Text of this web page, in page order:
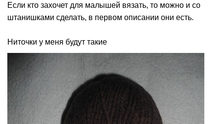
Если кто захочет для малышей вязать, то можно и со
штанишками сделать, в первом описании они есть.
Ниточки у меня будут такие